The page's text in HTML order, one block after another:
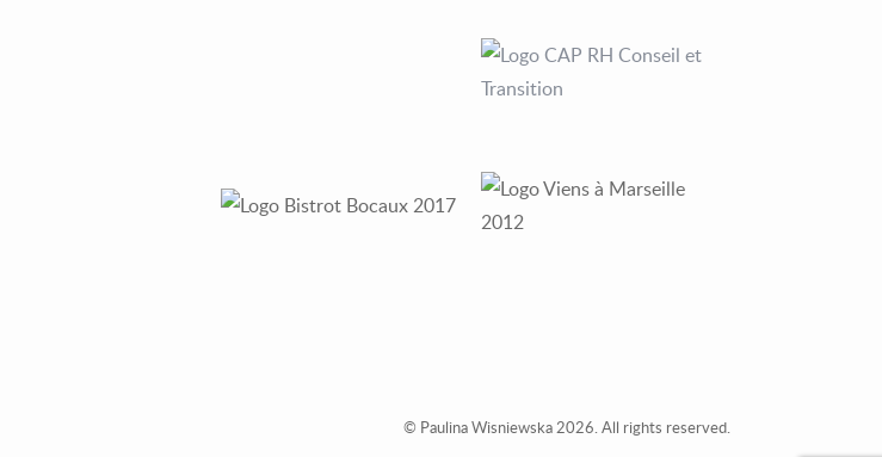
© Paulina Wisniewska 2026. All rights reserved.